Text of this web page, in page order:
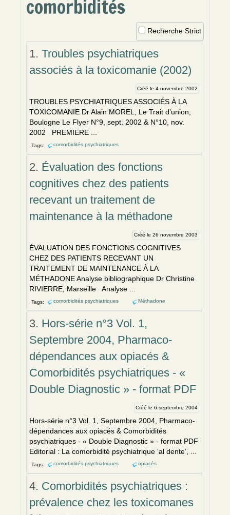
comorbidités
Recherche Strict
1. Troubles psychiatriques
associés à la toxicomanie (2002)
Créé le 4 novembre 2002
TROUBLES PSYCHIATRIQUES ASSOCIÉS À LA
TOXICOMANIE Dr Alain MOREL, Le Trait d’union,
Boulogne Le Flyer N°9, sept. 2002 & N°10, nov.
2002 PREMIERE ...
Tags: comorbidités psychiatriques
2. Évaluation des fonctions
cognitives chez des patients
recevant un traitement de
maintenance à la méthadone
Créé le 26 novembre 2003
ÉVALUATION DES FONCTIONS COGNITIVES
CHEZ DES PATIENTS RECEVANT UN
TRAITEMENT DE MAINTENANCE À LA
MÉTHADONE Analyse bibliographique Dr Christine
RIVIERRE, Marseille Analyse ...
Tags: comorbidités psychiatriques Méthadone
3. Hors-série n°3 Vol. 1,
Septembre 2004, Pharmaco-
dépendances aux opiacés &
Comorbidités psychiatriques - «
Double Diagnostic » - format PDF
Créé le 6 septembre 2004
Hors-série n°3 Vol. 1, Septembre 2004, Pharmaco-
dépendances aux opiacés & Comorbidités
psychiatriques - « Double Diagnostic » - format PDF
Editorial : La comorbidité psychiatrique ‘al dente’, ...
Tags: comorbidités psychiatriques opiacés
4. Comorbidités psychiatriques :
prévalence chez les toxicomanes